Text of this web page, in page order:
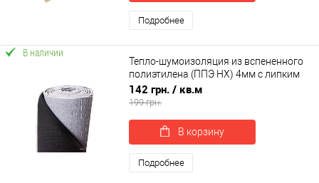
Подробнее
В наличии
Тепло-шумоизоляция из вспененного
полиэтилена (ППЭ НХ) 4мм с липким
слоем
142 грн. / кв.м
199 грн.
В корзину
Подробнее